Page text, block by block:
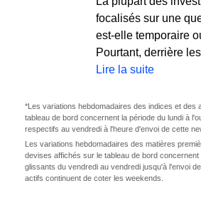
focalisés sur une
est-elle temporaire
Pourtant, derrière
Lire la suite
*Les variations hebdomadaires des indices et des
tableau de bord concernent la période du lundi à
respectifs au vendredi à l'heure d'envoi de cette
Les variations hebdomadaires des matières
devises affichés sur le tableau de bord
glissants du vendredi au vendredi jusqu'à l'envoi
actifs continuent de coter les weekends.